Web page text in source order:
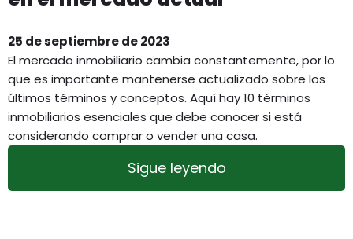
25 de septiembre de 2023
El mercado inmobiliario cambia constantemente, por lo
que es importante mantenerse actualizado sobre los
últimos términos y conceptos. Aquí hay 10 términos
inmobiliarios esenciales que debe conocer si está
considerando comprar o vender una casa.
Sigue leyendo